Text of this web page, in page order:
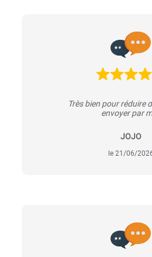
Très bien pour réduire
envoyer par
JOJO
le 21/06/